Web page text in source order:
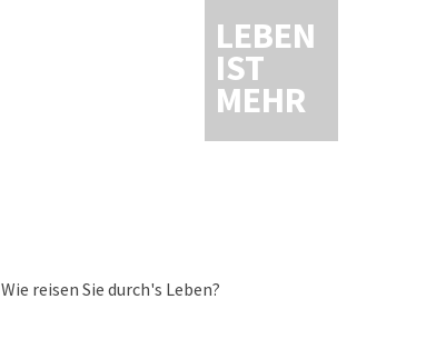
LEBEN
IST
MEHR
Wie reisen Sie durch's Leben?